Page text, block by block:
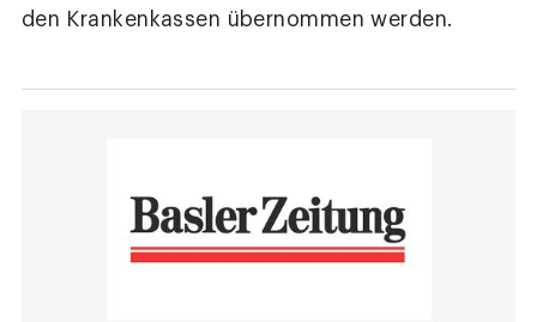
den Krankenkassen übernommen werden.